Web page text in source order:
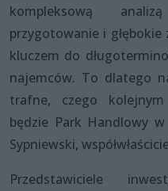
kompleksową
przygotowanie i
kluczem do
najemców. To dlatego
trafne, czego kolejnym
będzie Park Handlowy
Sypniewski,
Przedstawiciele